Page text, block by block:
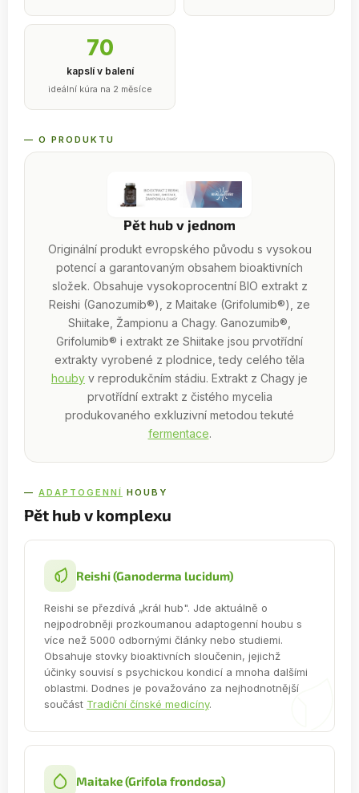
70
kapslí v balení
ideální kúra na 2 měsíce
— O PRODUKTU
Pět hub v jednom
Originální produkt evropského původu s vysokou
potencí a garantovaným obsahem bioaktivních
složek. Obsahuje vysokoprocentní BIO extrakt z
Reishi (Ganozumib®), z Maitake (Grifolumib®), ze
Shiitake, Žampionu a Chagy. Ganozumib®,
Grifolumib® i extrakt ze Shiitake jsou prvotřídní
extrakty vyrobené z plodnice, tedy celého těla
houby v reprodukčním stádiu. Extrakt z Chagy je
prvotřídní extrakt z čistého mycelia
produkovaného exkluzivní metodou tekuté
fermentace.
— ADAPTOGENNÍ HOUBY
Pět hub v komplexu
Reishi (Ganoderma lucidum)
Reishi se přezdívá „král hub". Jde aktuálně o
nejpodrobněji prozkoumanou adaptogenní houbu s
více než 5000 odbornými články nebo studiemi.
Obsahuje stovky bioaktivních sloučenin, jejichž
účinky souvisí s psychickou kondicí a mnoha dalšími
oblastmi. Dodnes je považováno za nejhodnotnější
součást Tradiční čínské medicíny.
Maitake (Grifola frondosa)